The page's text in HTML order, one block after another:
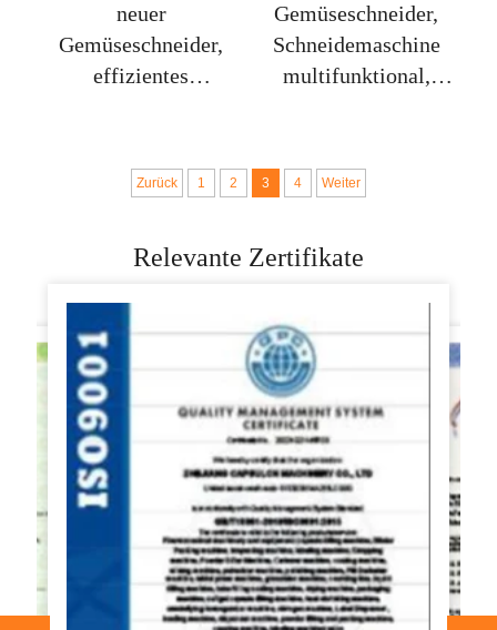
neuer
Gemüseschneider,
effizientes
verschiedene
Formen, Größen und
Gemüseschneider,
Schneidemaschine
multifunktional,
Schredder
Zurück 1 2 3 4 Weiter
Relevante Zertifikate